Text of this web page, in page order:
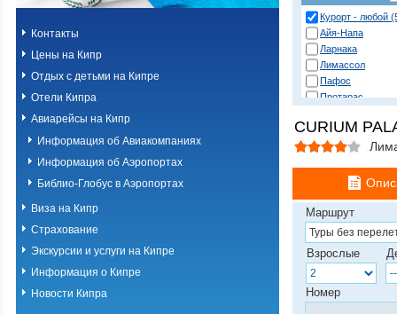
Контакты
Цены на Кипр
Отдых с детьми на Кипре
Отели Кипра
Авиарейсы на Кипр
Информация об Авиакомпаниях
Информация об Аэропортах
Библио-Глобус в Аэропортах
Виза на Кипр
Страхование
Экскурсии и услуги на Кипре
Информация о Кипре
Новости Кипра
Курорт - любой
Айя-Напа
Ларнака
Лимассол
Пафос
Протарас
CURIUM
Маршрут
Взрослые
Номер